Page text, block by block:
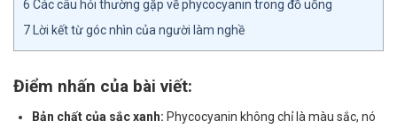
6 Các câu hỏi thường gặp về phycocyanin trong đồ uống
7 Lời kết từ góc nhìn của người làm nghề
Điểm nhấn của bài viết:
Bản chất của sắc xanh: Phycocyanin không chỉ là màu sắc, nó